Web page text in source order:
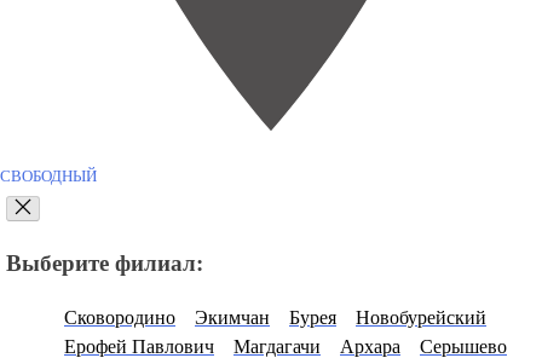
СВОБОДНЫЙ
Выберите филиал:
Сковородино Экимчан Бурея
Новобурейский
Ерофей Павлович
Магдагачи Архара
Серышево